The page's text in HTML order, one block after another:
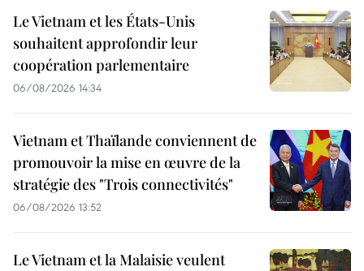
Le Vietnam et les États-Unis
souhaitent approfondir leur
coopération parlementaire
06/08/2026 14:34
Vietnam et Thaïlande conviennent de
promouvoir la mise en œuvre de la
stratégie des "Trois connectivités"
06/08/2026 13:52
Le Vietnam et la Malaisie veulent